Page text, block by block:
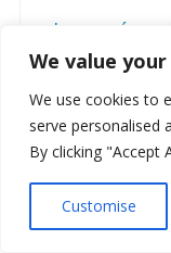
We value
We use cookies to
serve personalised
By clicking "Accept
Customise
Leer más
ANÁLISIS